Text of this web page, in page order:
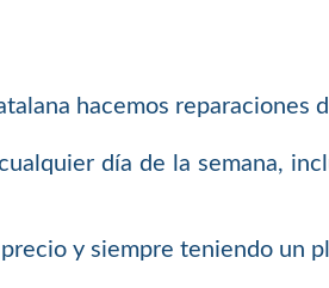
hacemos reparaciones
día de la semana,
y siempre teniendo un